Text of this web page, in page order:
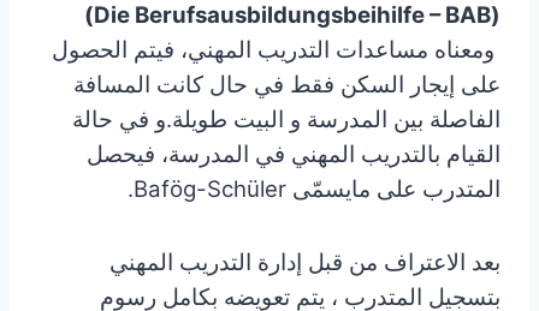
(Die Berufsausbildungsbeihilfe – BAB)
ومعناه مساعدات التدريب المهني، فيتم الحصول
على إيجار السكن فقط في حال كانت المسافة
الفاصلة بين المدرسة و البيت طويلة.و في حالة
القيام بالتدريب المهني في المدرسة، فيحصل
المتدرب على مايسمّى Bafög-Schüler.
بعد الاعتراف من قبل إدارة التدريب المهني
بتسجيل المتدرب ، يتم تعويضه بكامل رسوم